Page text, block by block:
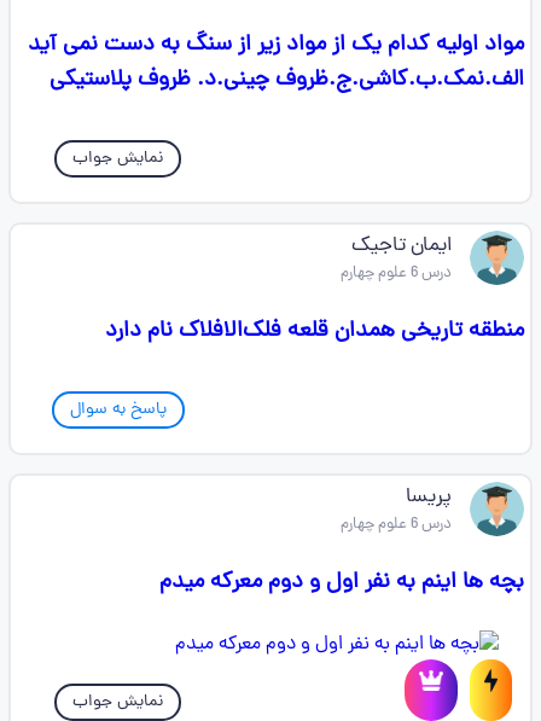
مواد اولیه کدام یک از مواد زیر از سنگ به دست نمی آید
الف.نمک.ب.کاشی.ج.ظروف چینی.د. ظروف پلاستیکی
نمایش جواب
ایمان تاجیک
درس 6 علوم چهارم
منطقه تاریخی همدان قلعه فلک‌الافلاک نام دارد
پاسخ به سوال
پریسا
درس 6 علوم چهارم
بچه ها اینم به نفر اول و دوم معرکه میدم
نمایش جواب